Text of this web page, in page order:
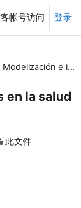
帐号访问 登录
Modelización e impactos en la salud del polvo mineral
en la salud
此文件